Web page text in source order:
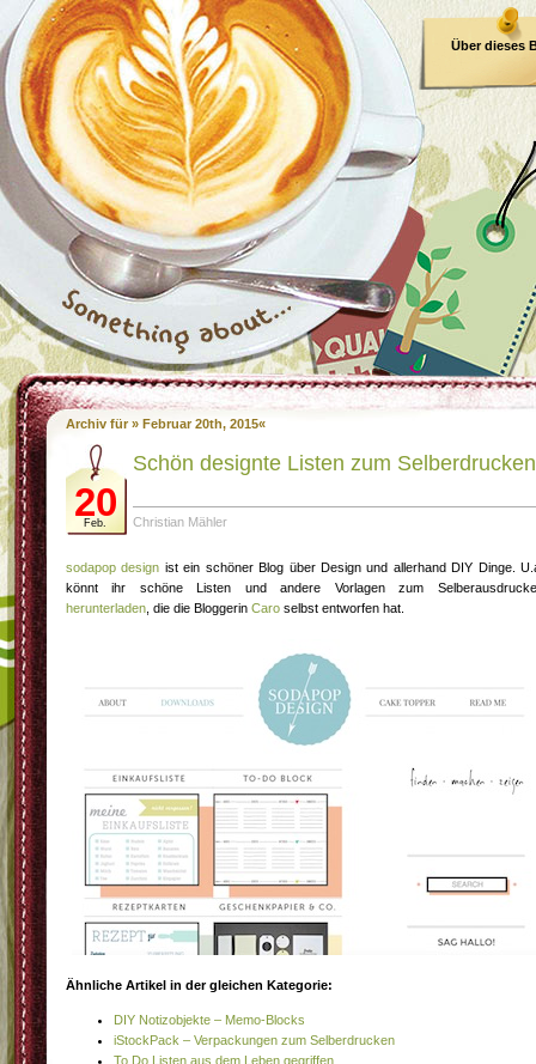
Über dieses
Archiv für » Februar 20th, 2015«
20
Feb.
Schön designte Listen zum Selberdrucken
Christian Mähler
sodapop design ist ein schöner Blog über Design und allerhand DIY Dinge.
könnt ihr schöne Listen und andere Vorlagen zum
herunterladen , die die Bloggerin Caro selbst entworfen hat.
Ähnliche Artikel in der gleichen Kategorie:
DIY Notizobjekte – Memo-Blocks
iStockPack – Verpackungen zum Selberdrucken
To Do Listen aus dem Leben gegriffen